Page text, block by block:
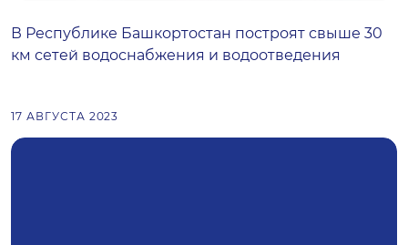
В Республике Башкортостан построят свыше 30
км сетей водоснабжения и водоотведения
17 АВГУСТА 2023